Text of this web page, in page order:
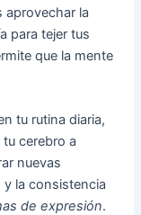
aprovechar la
para tejer tus
que la mente
tu rutina diaria,
cerebro a
nuevas
la consistencia
de expresión.